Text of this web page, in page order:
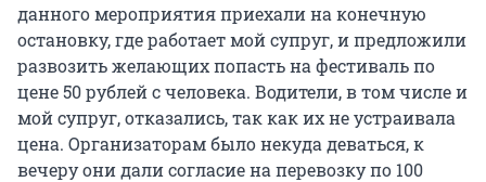
данного мероприятия приехали на конечную
остановку, где работает мой супруг, и предложили
развозить желающих попасть на фестиваль по
цене 50 рублей с человека. Водители, в том числе и
мой супруг, отказались, так как их не устраивала
цена. Организаторам было некуда деваться, к
вечеру они дали согласие на перевозку по 100